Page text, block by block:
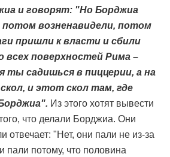
и говорят: "Но Борджиа
потом возненавидели, потом
пришли к власти и сбили
всех поверхностей Рима –
ты садишься в пиццерии, а на
и этот скол там, где
Из этого хотят вывести
что делали Борджиа. Они
отвечает: "Нет, они пали не из-за
пали потому, что половина